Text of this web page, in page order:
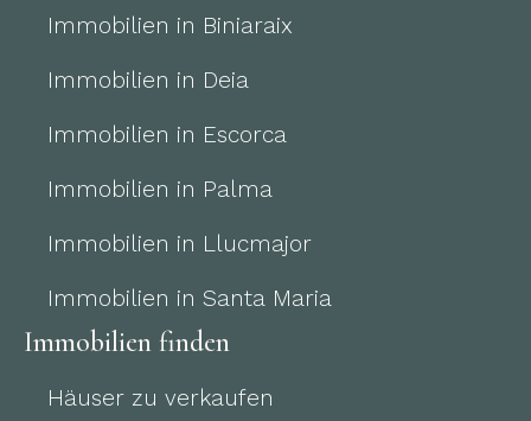
Immobilien in Biniaraix
Immobilien in Deia
Immobilien in Escorca
Immobilien in Palma
Immobilien in Llucmajor
Immobilien in Santa Maria
Immobilien finden
Häuser zu verkaufen